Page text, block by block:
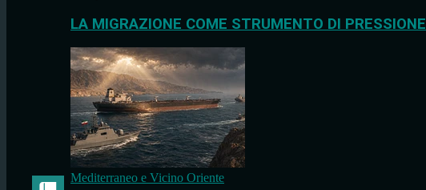
LA MIGRAZIONE COME STRUMENTO DI PRESSIONE
Mediterraneo e Vicino Oriente